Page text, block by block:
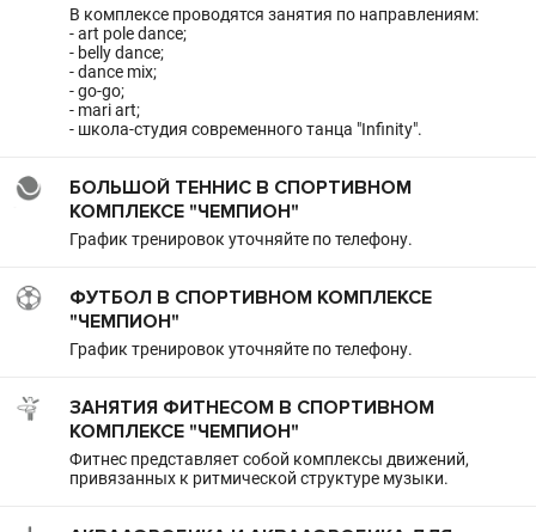
В комплексе проводятся занятия по направлениям:
- art pole dance;
- belly dance;
- dance mix;
- go-go;
- mari art;
- школа-студия современного танца "Infinity".
БОЛЬШОЙ ТЕННИС В СПОРТИВНОМ
КОМПЛЕКСЕ "ЧЕМПИОН"
График тренировок уточняйте по телефону.
ФУТБОЛ В СПОРТИВНОМ КОМПЛЕКСЕ
"ЧЕМПИОН"
График тренировок уточняйте по телефону.
ЗАНЯТИЯ ФИТНЕСОМ В СПОРТИВНОМ
КОМПЛЕКСЕ "ЧЕМПИОН"
Фитнес представляет собой комплексы движений,
привязанных к ритмической структуре музыки.